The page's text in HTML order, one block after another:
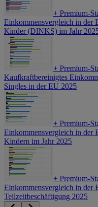
+ Premium-
Einkommensvergleich in der
Kinder (DINKS) im Jahr
+ Premium-
Kaufkraftbereinigtes
Singles in der EU 2025
+ Premium-
Einkommensvergleich in der
Kindern im Jahr 2025
+ Premium-
Einkommensvergleich in der
Teilzeitbeschäftigung 2025